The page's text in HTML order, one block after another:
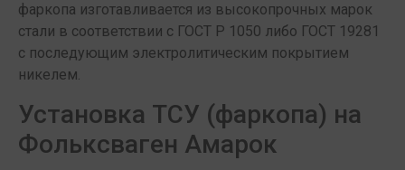
фаркопа изготавливается из высокопрочных марок
стали в соответствии с ГОСТ Р 1050 либо ГОСТ 19281
с последующим электролитическим покрытием
никелем.
Установка ТСУ (фаркопа) на
Фольксваген Амарок